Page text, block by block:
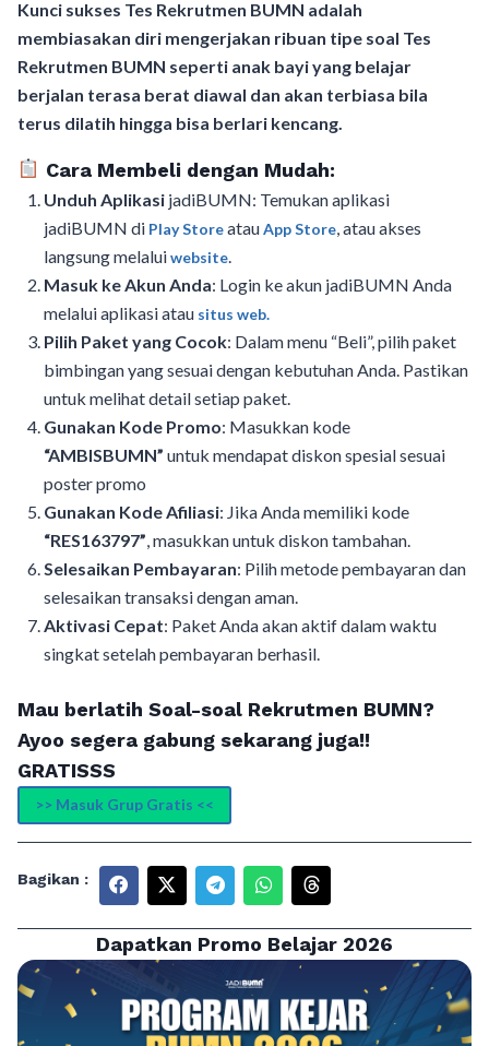
Kunci sukses Tes Rekrutmen BUMN adalah
membiasakan diri mengerjakan ribuan tipe soal Tes
Rekrutmen BUMN seperti anak bayi yang belajar
berjalan terasa berat diawal dan akan terbiasa bila
terus dilatih hingga bisa berlari kencang.
Cara Membeli dengan Mudah:
Unduh Aplikasi jadiBUMN: Temukan aplikasi
jadiBUMN di Play StoreatauApp Store , atau akses
langsung melaluiwebsite
Masuk ke Akun Anda: Login ke akun jadiBUMN Anda
melalui aplikasi atau situs web.
Pilih Paket yang Cocok: Dalam menu “Beli”, pilih paket
bimbingan yang sesuai dengan kebutuhan Anda. Pastikan
untuk melihat detail setiap paket.
Gunakan Kode Promo: Masukkan kode
“AMBISBUMN” untuk mendapat diskon spesial sesuai
poster promo
Gunakan Kode Afiliasi: Jika Anda memiliki kode
“RES163797” , masukkan untuk diskon tambahan.
Selesaikan Pembayaran: Pilih metode pembayaran dan
selesaikan transaksi dengan aman.
Aktivasi Cepat: Paket Anda akan aktif dalam waktu
singkat setelah pembayaran berhasil.
Mau berlatih Soal-soal Rekrutmen BUMN?
Ayoo segera gabung sekarang juga!!
GRATISSS
>> Masuk Grup Gratis <<
Bagikan :
Dapatkan Promo Belajar 2026